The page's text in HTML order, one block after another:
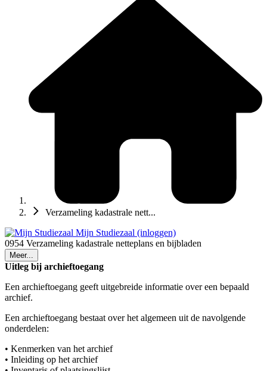
Verzameling kadastrale nett...
Mijn Studiezaal (inloggen)
0954 Verzameling kadastrale netteplans en bijbladen
Meer...
Uitleg bij archieftoegang
Een archieftoegang geeft uitgebreide informatie over een bepaald
archief.
Een archieftoegang bestaat over het algemeen uit de navolgende
onderdelen:
• Kenmerken van het archief
• Inleiding op het archief